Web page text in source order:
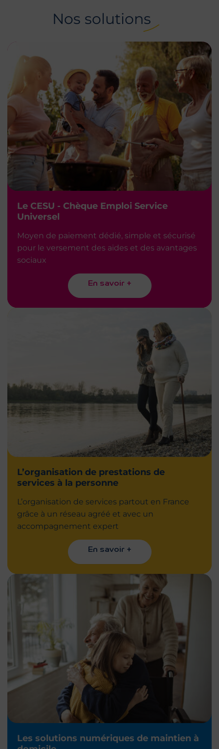
Nos solutions
Le CESU - Chèque Emploi Service
Universel
Moyen de paiement dédié, simple et sécurisé
pour le versement des aides et des avantages
sociaux
En savoir +
L’organisation de prestations de
services à la personne
L’organisation de services partout en France
grâce à un réseau agréé et avec un
accompagnement expert
En savoir +
Les solutions numériques de maintien à